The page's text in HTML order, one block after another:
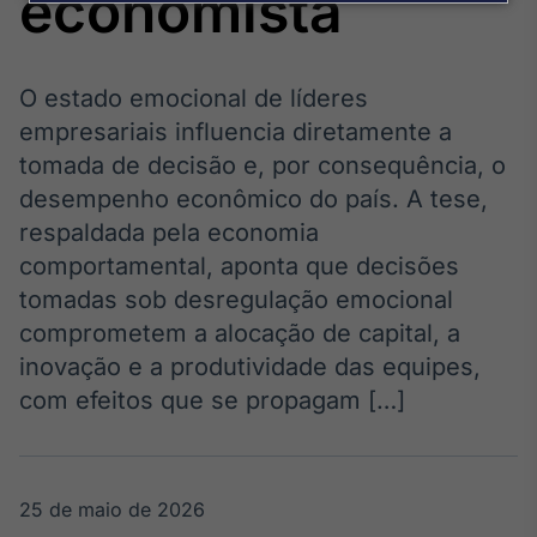
Agro
Broadcast
Político
Os bastidores da
política em
tempo real
Broadcast
O setor de
O estado emocional de líderes
empresariais influencia diretamente a
tomada de decisão e, por consequência, o
desempenho econômico do país. A tese,
respaldada pela economia
comportamental, aponta que decisões
tomadas sob desregulação emocional
comprometem a alocação de capital, a
inovação e a produtividade das equipes,
com efeitos que se propagam […]
25 de maio de 2026